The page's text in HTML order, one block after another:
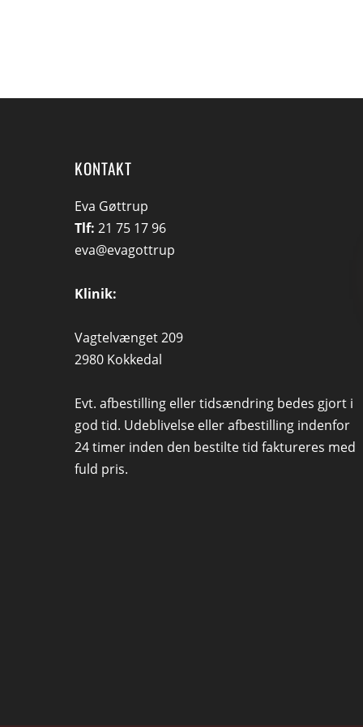
KONTAKT
Eva Gøttrup
Tlf: 21 75 17 96
eva@evagottrup
Klinik:
Vagtelvænget 209
2980 Kokkedal
Evt. afbestilling eller tidsændring bedes gjort i
god tid. Udeblivelse eller afbestilling indenfor
24 timer inden den bestilte tid faktureres med
fuld pris.